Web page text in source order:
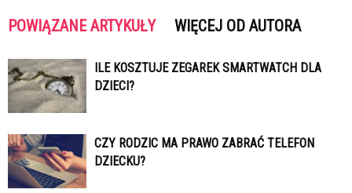
POWIĄZANE ARTYKUŁY WIĘCEJ OD AUTORA
ILE KOSZTUJE ZEGAREK SMARTWATCH DLA
DZIECI?
CZY RODZIC MA PRAWO ZABRAĆ TELEFON
DZIECKU?